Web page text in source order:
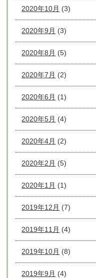
2020年10月 (3)
2020年9月 (3)
2020年8月 (5)
2020年7月 (2)
2020年6月 (1)
2020年5月 (4)
2020年4月 (2)
2020年2月 (5)
2020年1月 (1)
2019年12月 (7)
2019年11月 (4)
2019年10月 (8)
2019年9月 (4)